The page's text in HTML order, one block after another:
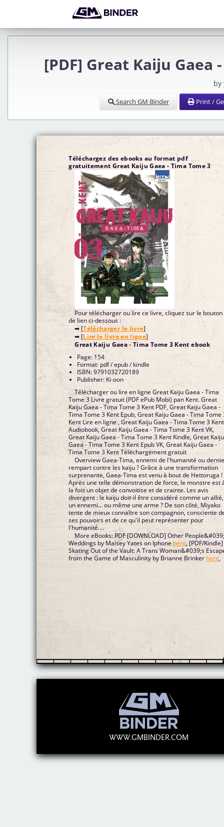
[PDF] Great Kaiju
by
Search GM Binder Print /
Téléchargez des ebooks au format pdf
gratuitement Great Kaiju Gaea - Tima Tome 3
Pour télécharger ou lire ce livre, cliquez sur le bouton
de lien ci-dessous :
➡ [Télécharger le livre]
➡ [Lire le livre en ligne]
Great Kaiju Gaea - Tima Tome 3 Kent ebook
Page: 154
Format: pdf / epub / kindle
ISBN: 9791032720189
Publisher: Ki-oon
Télécharger ou lire en ligne Great Kaiju Gaea - Tima
Tome 3 Livre gratuit (PDF ePub Mobi) pan Kent. Great
Kaiju Gaea - Tima Tome 3 Kent PDF, Great Kaiju Gaea -
Tima Tome 3 Kent Epub, Great Kaiju Gaea - Tima Tome
Kent Lire en ligne , Great Kaiju Gaea - Tima Tome 3 Kent
Audiobook, Great Kaiju Gaea - Tima Tome 3 Kent VK,
Great Kaiju Gaea - Tima Tome 3 Kent Kindle, Great Kaiju
Gaea - Tima Tome 3 Kent Epub VK, Great Kaiju Gaea -
Tima Tome 3 Kent Téléchargement gratuit
Overview Gaea-Tima, ennemi de l'humanité ou
rempart contre les kaiju ? Grâce à une transformation
surprenante, Gaea-Tima est venu à bout de Hettoruga !
Après une telle démonstration de force, le monstre est
la fois un objet de convoitise et de crainte. Les avis
divergent : le kaiju doit-il être considéré comme un allié,
un ennemi... ou même une arme ? De son côté, Miyako
tente de mieux connaître son compagnon, consciente
ses pouvoirs et de ce qu'il peut représenter pour
l'humanité....
More eBooks: PDF [DOWNLOAD] Other
Weddings by Maisey Yates on Iphonehere, [PDF/Kindle]
Skating Out of the Vault: A Trans Woman&#039;s
from the Game of Masculinity by Brianne Brinker here,
WWW.GMBINDER.COM